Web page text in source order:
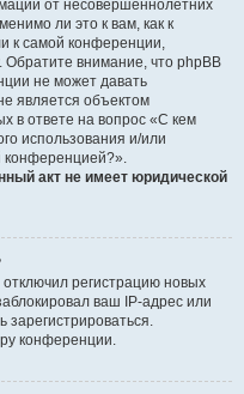
от несовершеннолетних
ли это к вам, как к
к самой конференции,
Обратите внимание, что phpBB
не может давать
является объектом
в ответе на вопрос «С кем
использования и/или
конференцией?».
акт не имеет юридической
регистрацию новых
ваш IP-адрес или
конференции.